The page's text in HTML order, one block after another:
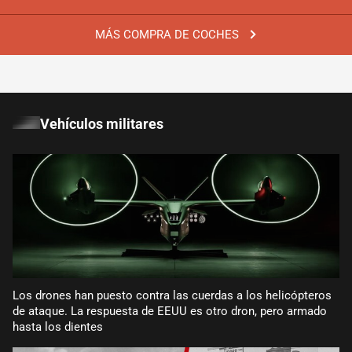
MÁS COMPRA DE COCHES
Vehículos militares
Los drones han puesto contra las cuerdas a los helicópteros
de ataque. La respuesta de EEUU es otro dron, pero armado
hasta los dientes